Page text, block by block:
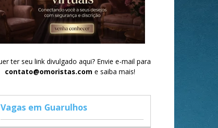
ter seu link divulgado aqui? Envie e-mail para
contato@omoristas.com e saiba mais!
Vagas em Guarulhos